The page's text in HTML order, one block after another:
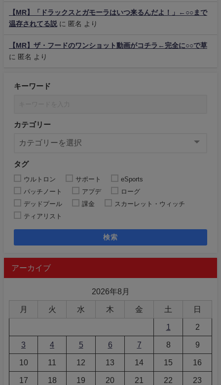
【MR】「ドラックスとガモーラはいつ来るんだよ！」←○○まで
温存されてる説 に 匿名 より
【MR】ザ・フードのワンショット動画がコチラ←完全に○○で草
に 匿名 より
キーワード
カテゴリー
タグ
ウルトロン サポート
eSports
パッチノート
アプデ
ローグ
デッドプール
課金
スカーレット・ウィッチ
ティアリスト
検索
アーカイブ
2026年8月
月 火 水 木 金 土 日
1 2
3 4 5 6 7 8 9
10 11 12 13 14 15 16
17 18 19 20 21 22 23